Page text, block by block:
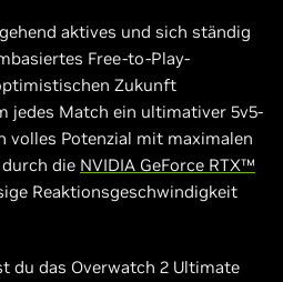
aktives und sich ständig
Free-to-Play-
Zukunft
jedes Match ein ultimativer 5v5-
volles Potenzial mit maximalen
die NVIDIA GeForce RTX™
Reaktionsgeschwindigkeit
du das Overwatch 2 Ultimate